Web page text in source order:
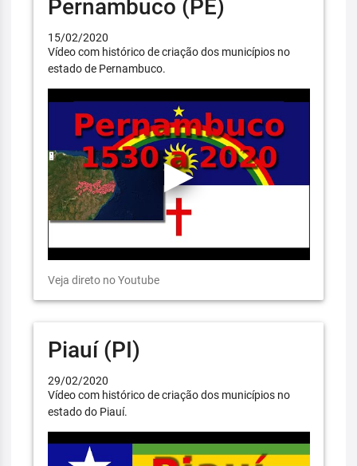
Pernambuco (PE)
15/02/2020
Vídeo com histórico de criação dos municípios no
estado de Pernambuco.
Veja direto no Youtube
Piauí (PI)
29/02/2020
Vídeo com histórico de criação dos municípios no
estado do Piauí.